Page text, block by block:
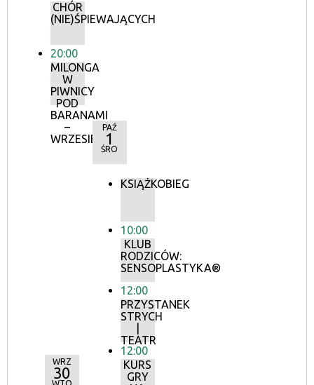
CHÓR
(NIE)ŚPIEWAJĄCYCH
20:00
MILONGA
W
PIWNICY
POD
BARANAMI
–
WRZESIEŃ
WRZ
30
PAŹ
1
ŚRO
KSIĄŻKOBIEG
10:00
KLUB
RODZICÓW:
SENSOPLASTYKA®
12:00
PRZYSTANEK
STRYCH
TEATR
12:00
KURS
GRY